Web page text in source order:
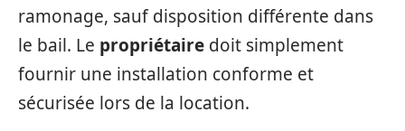
ramonage, sauf disposition différente dans
le bail. Le propriétaire doit simplement
fournir une installation conforme et
sécurisée lors de la location.